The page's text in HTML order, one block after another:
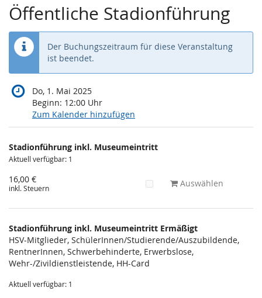
Öffentliche Stadionführung
Der Buchungszeitraum für diese Veranstaltung
ist beendet.
Do, 1. Mai 2025
Beginn: 12:00 Uhr
Zum Kalender hinzufügen
Produkte
Unkategorisierte
Produkte
Stadionführung inkl. Museumeintritt
Aktuell verfügbar: 1
16,00 €
inkl. Steuern Auswählen
Stadionführung inkl. Museumeintritt Ermäßigt
HSV-Mitglieder, SchülerInnen/Studierende/Auszubildende,
RentnerInnen, Schwerbehinderte, Erwerbslose,
Wehr-/Zivildienstleistende, HH-Card
Aktuell verfügbar: 1